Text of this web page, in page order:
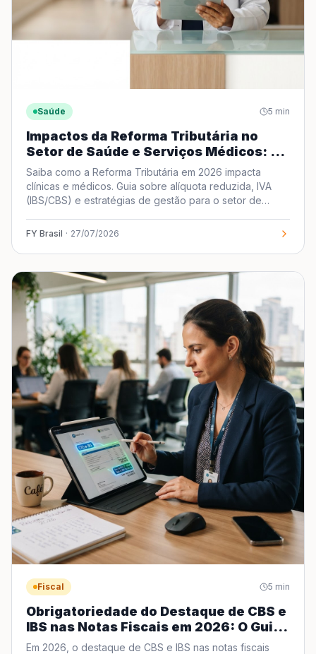
Saúde 5 min
Impactos da Reforma Tributária no
Setor de Saúde e Serviços Médicos: O
que Muda em 2026
Saiba como a Reforma Tributária em 2026 impacta
clínicas e médicos. Guia sobre alíquota reduzida, IVA
(IBS/CBS) e estratégias de gestão para o setor de
FY Brasil · 27/07/2026
Fiscal 5 min
Obrigatoriedade do Destaque de CBS e
IBS nas Notas Fiscais em 2026: O Guia
Definitivo para sua Empresa
Em 2026, o destaque de CBS e IBS nas notas fiscais